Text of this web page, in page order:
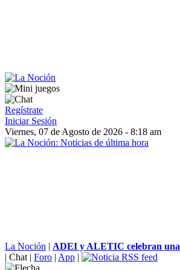
Regístrate
Iniciar Sesión
Viernes, 07 de Agosto de 2026 - 8:18 am
La Noción | ADEI y ALETIC celebran
| Chat | Foro | App |